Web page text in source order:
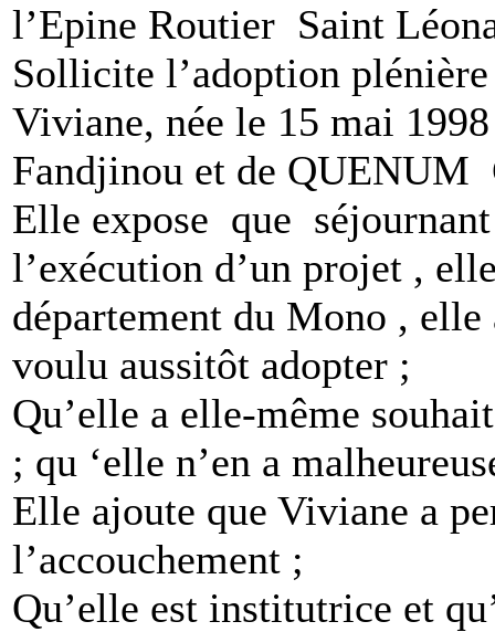
l’Epine Routier Saint
Sollicite l’adoption
Viviane, née le 15 mai
Fandjinou et de QUENUM
Elle expose que
l’exécution d’un projet ,
département du Mono ,
voulu aussitôt adopter ;
Qu’elle a elle-même
; qu ‘elle n’en a
Elle ajoute que Viviane a
l’accouchement ;
Qu’elle est institutrice et